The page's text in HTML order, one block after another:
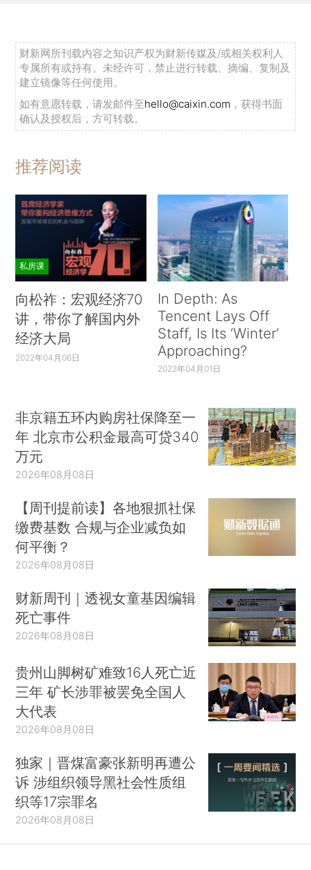
财新网所刊载内容之知识产权为财新传媒及/或相关权利人
专属所有或持有。未经许可，禁止进行转载、摘编、复制及
建立镜像等任何使用。
如有意愿转载，请发邮件至hello@caixin.com ，获得书面
确认及授权后，方可转载。
推荐阅读
私房课
向松祚：宏观经济70
讲，带你了解国内外
经济大局
2022年04月06日
In Depth: As
Tencent Lays Off
Staff, Is Its ‘Winter’
Approaching?
2022年04月01日
非京籍五环内购房社保降至一
年 北京市公积金最高可贷340
万元
2026年08月08日
【周刊提前读】各地狠抓社保
缴费基数 合规与企业减负如
何平衡？
2026年08月08日
财新周刊｜透视女童基因编辑
死亡事件
2026年08月08日
贵州山脚树矿难致16人死亡近
三年 矿长涉罪被罢免全国人
大代表
2026年08月08日
独家｜晋煤富豪张新明再遭公
诉 涉组织领导黑社会性质组
织等17宗罪名
2026年08月08日